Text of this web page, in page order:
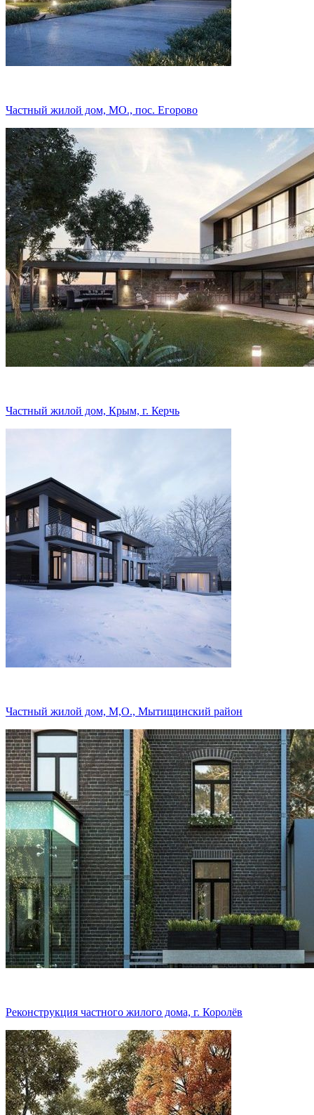
Частный жилой дом, МО., пос. Егорово
Частный жилой дом, Крым, г. Керчь
Частный жилой дом, М,О., Мытищинский район
Реконструкция частного жилого дома, г. Королёв